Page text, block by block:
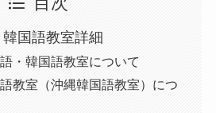
国語教室詳細
・韓国語教室について
教室（沖縄韓国語教室）につ